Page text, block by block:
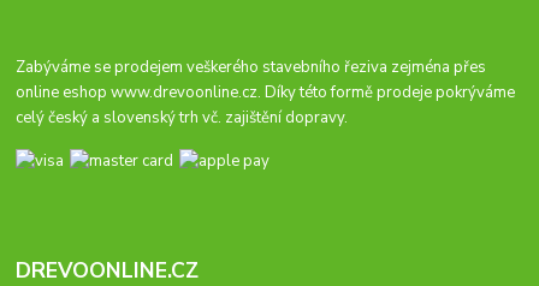
Zabýváme se prodejem veškerého stavebního řeziva zejména přes
online eshopwww.drevoonline.cz. Díky této formě prodeje pokrýváme
celý český a slovenský trh vč. zajištění dopravy.
DREVOONLINE.CZ